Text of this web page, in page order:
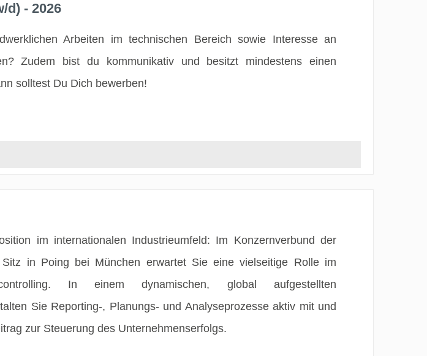
d) - 2026
Arbeiten im technischen Bereich sowie Interesse an
Zudem bist du kommunikativ und besitzt mindestens einen
solltest Du Dich bewerben!
im internationalen Industrieumfeld: Im Konzernverbund der
in Poing bei München erwartet Sie eine vielseitige Rolle im
In einem dynamischen, global aufgestellten
Sie Reporting-, Planungs- und Analyseprozesse aktiv mit und
zur Steuerung des Unternehmenserfolgs.